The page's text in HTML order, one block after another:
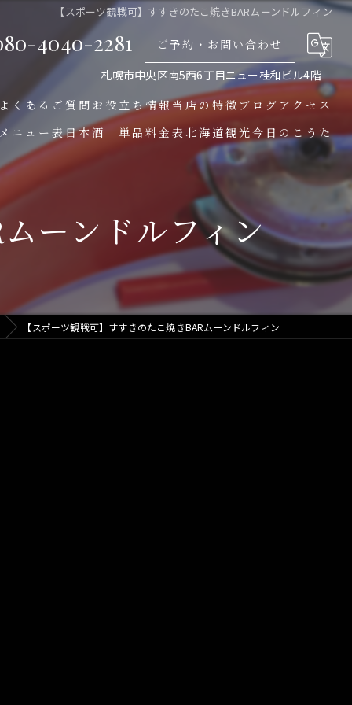
【スポーツ観戦可】すすきのたこ焼きBARムーンドルフィン
4040-2281 ご予約・お問い合わせ
札幌市中央区南5西6丁目ニュー桂和ビル4階
よくあるご質問 お役立ち情報当店の特徴
女性
たこ焼き
カクテル
おしゃれ
ブログ アクセス
ニュー表日本酒 単品料金表 北海道観光
北海道道北 観光
北海道札幌市観光
今日のこうた
ーンドルフィン
【スポーツ観戦可】すすきのたこ焼きBARムーンドルフィン